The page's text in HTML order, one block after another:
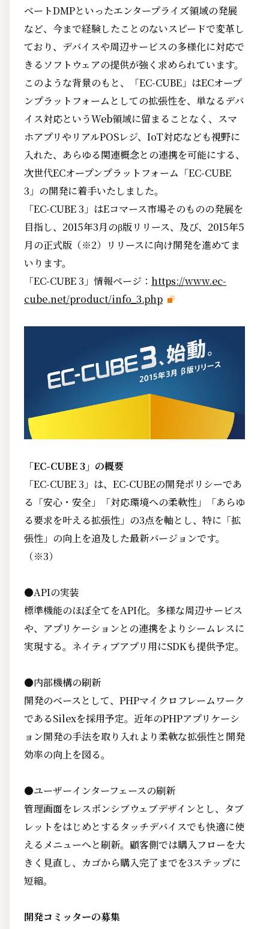
ベートDMPといったエンタープライズ領域の発展
など、今まで経験したことのないスピードで変革し
ており、デバイスや周辺サービスの多様化に対応で
きるソフトウェアの提供が強く求められています。
このような背景のもと、「EC-CUBE」はECオープ
ンプラットフォームとしての拡張性を、単なるデバ
イス対応というWeb領域に留まることなく、スマ
ホアプリやリアルPOSレジ、IoT対応なども視野に
入れた、あらゆる関連概念との連携を可能にする、
次世代ECオープンプラットフォーム「EC-CUBE
3」の開発に着手いたしました。
「EC-CUBE 3」はEコマース市場そのものの発展を
目指し、2015年3月のβ版リリース、及び、2015年5
月の正式版（※2）リリースに向け開発を進めてま
いります。
「EC-CUBE 3」情報ページ： https://www.ec-
cube.net/product/info_3.php
「EC-CUBE 3」の概要
「EC-CUBE 3」は、EC-CUBEの開発ポリシーであ
る「安心・安全」「対応環境への柔軟性」「あらゆ
る要求を叶える拡張性」の3点を軸とし、特に「拡
張性」の向上を追及した最新バージョンです。
（※3）
●APIの実装
標準機能のほぼ全てをAPI化。多様な周辺サービス
や、アプリケーションとの連携をよりシームレスに
実現する。ネイティブアプリ用にSDKも提供予定。
●内部機構の刷新
開発のベースとして、PHPマイクロフレームワーク
であるSilexを採用予定。近年のPHPアプリケーシ
ョン開発の手法を取り入れより柔軟な拡張性と開発
効率の向上を図る。
●ユーザーインターフェースの刷新
管理画面をレスポンシブウェブデザインとし、タブ
レットをはじめとするタッチデバイスでも快適に使
えるメニューへと刷新。顧客側では購入フローを大
きく見直し、カゴから購入完了までを3ステップに
短縮。
開発コミッターの募集